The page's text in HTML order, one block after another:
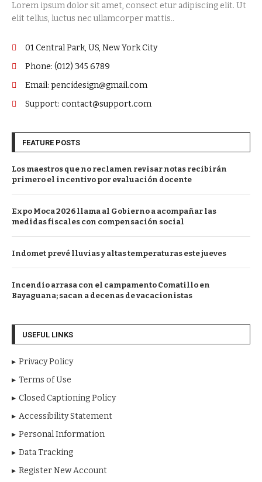
Lorem ipsum dolor sit amet, consect etur adipiscing elit. Ut
elit tellus, luctus nec ullamcorper mattis..
01 Central Park, US, New York City
Phone: (012) 345 6789
Email: pencidesign@gmail.com
Support: contact@support.com
FEATURE POSTS
Los maestros que no reclamen revisar notas recibirán
primero el incentivo por evaluación docente
Expo Moca 2026 llama al Gobierno a acompañar las
medidas fiscales con compensación social
Indomet prevé lluvias y altas temperaturas este jueves
Incendio arrasa con el campamento Comatillo en
Bayaguana; sacan a decenas de vacacionistas
USEFUL LINKS
Privacy Policy
Terms of Use
Closed Captioning Policy
Accessibility Statement
Personal Information
Data Tracking
Register New Account